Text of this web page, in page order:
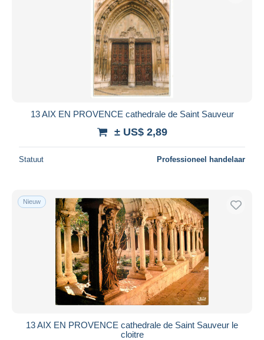
13 AIX EN PROVENCE cathedrale de Saint Sauveur
± US$ 2,89
Statuut Professioneel handelaar
Nieuw
13 AIX EN PROVENCE cathedrale de Saint Sauveur le
cloitre